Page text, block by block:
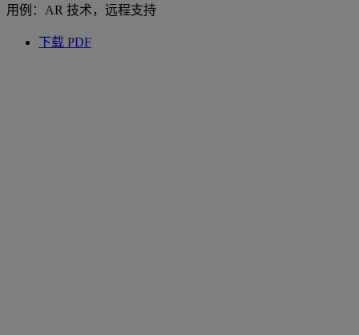
用例：AR 技术，远程支持
下载 PDF